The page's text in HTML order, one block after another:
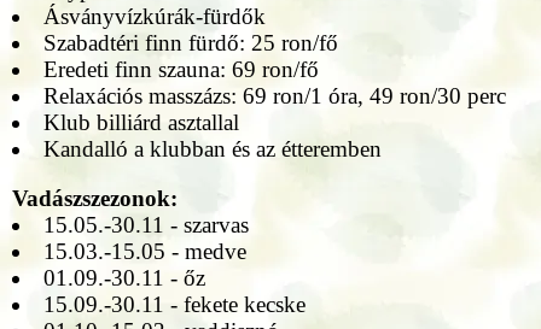
Ásványvízkúrák-fürdők
Szabadtéri finn fürdő: 25 ron/fő
Eredeti finn szauna: 69 ron/fő
Relaxációs masszázs: 69 ron/1 óra, 49 ron/30 perc
Klub billiárd asztallal
Kandalló a klubban és az étteremben
Vadászszezonok:
15.05.-30.11 - szarvas
15.03.-15.05 - medve
01.09.-30.11 - őz
15.09.-30.11 - fekete kecske